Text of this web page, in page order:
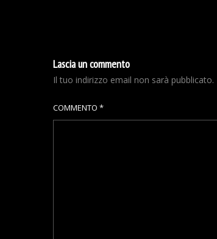
Lascia un commento
Il tuo indirizzo email non sarà pubblicato.
COMMENTO *